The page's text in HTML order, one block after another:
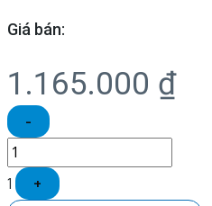
Giá bán:
1.165.000 ₫
-
1
+